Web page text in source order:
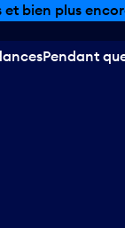
et bien plus
Pendant